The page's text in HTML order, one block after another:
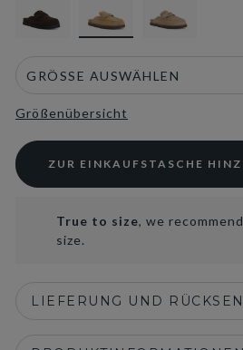
Größenübersicht
ZUR EINKAUFSTASCHE
True to size, we
size.
LIEFERUNG UND